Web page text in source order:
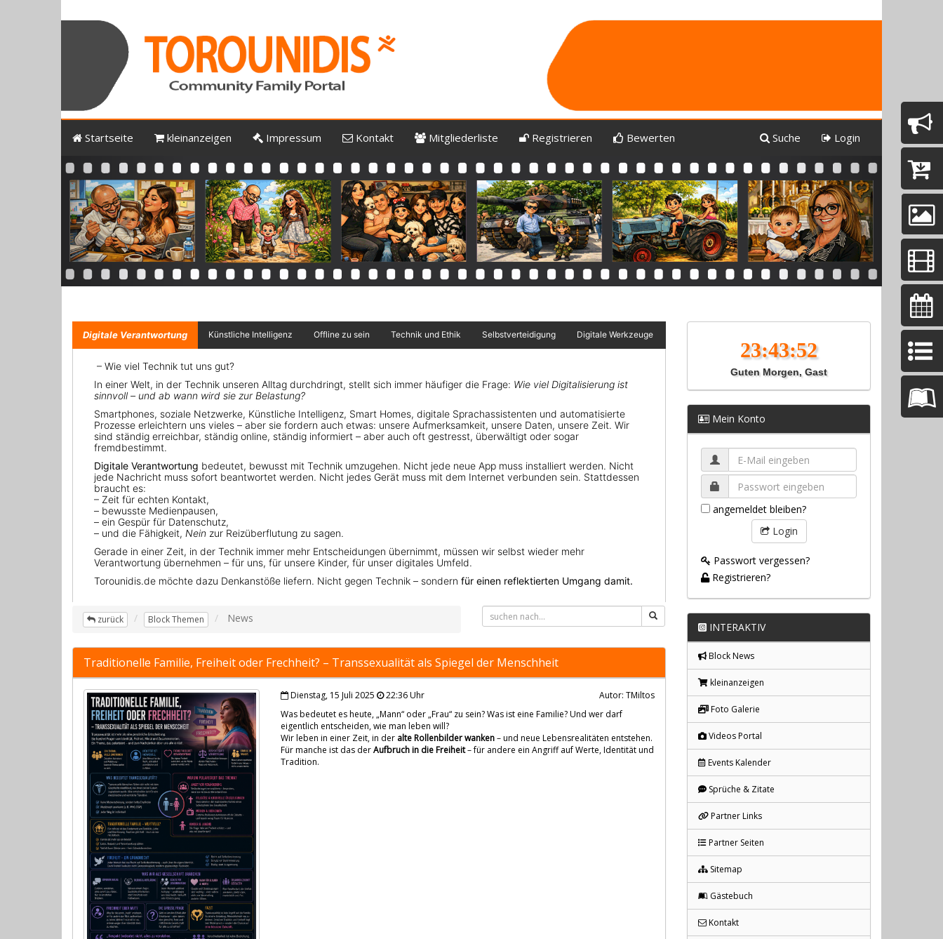
Startseite kleinanzeigen Impressum Kontakt Mitgliederliste Registrieren Bewerten Suche Login
Previous Next
zurück Block Themen News
Traditionelle Familie, Freiheit oder Frechheit? – Transsexualität als Spiegel der Menschheit
Dienstag, 15 Juli 2025 22:36 Uhr
Autor: TMiltos
Was bedeutet es heute, „Mann“ oder „Frau“ zu sein? Was ist eine Familie? Und wer darf
eigentlich entscheiden, wie man leben will?
Wir leben in einer Zeit, in der alte Rollenbilder wanken– und neue Lebensrealitäten entstehen.
Für manche ist das derAufbruch in die Freiheit– für andere ein Angriff auf Werte, Identität und
Tradition.
Guten Morgen, Gast
Mein Konto
angemeldet bleiben?
Login
Passwort vergessen?
Registrieren?
INTERAKTIV
Block News
kleinanzeigen
Foto Galerie
Videos Portal
Events Kalender
Sprüche & Zitate
Partner Links
Partner Seiten
Sitemap
Gästebuch
Kontakt